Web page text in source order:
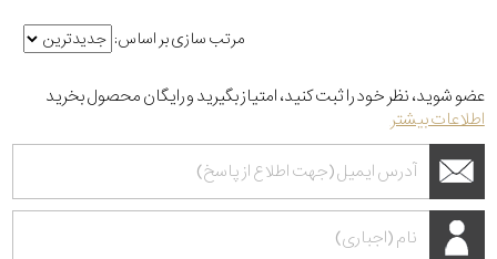
مرتب سازی بر اساس:
عضو شوید، نظر خود را ثبت کنید، امتیاز بگیرید و رایگان محصول بخرید
اطلاعات بیشتر